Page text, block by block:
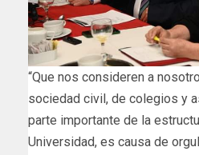
“Que nos consideren a
sociedad civil, de colegios y
parte importante de la
Universidad, es causa de